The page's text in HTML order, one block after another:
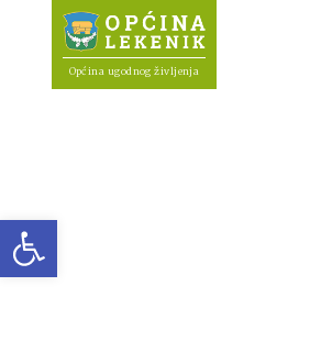
Open toolbar
Općina ugodnog življenja